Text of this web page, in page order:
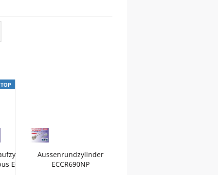
TOP
EC660
Aussenrundzylinder
ECCR690NP